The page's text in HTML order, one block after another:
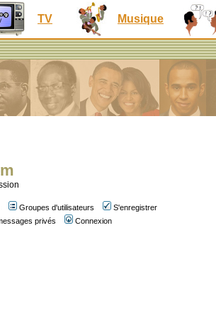
TV Musique
Groupes d'utilisateurs
S'enregistrer
privés Connexion